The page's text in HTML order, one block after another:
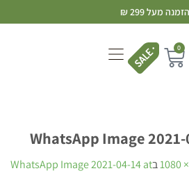
מעל 299 ₪
0
WhatsApp Image
בWhatsApp Image 2021-04-14 at